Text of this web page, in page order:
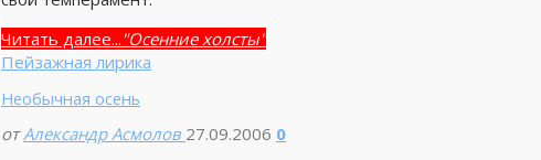
Читать далее... "Осенние холсты"
Пейзажная лирика
Необычная осень
от Александр Асмолов 27.09.2006 0